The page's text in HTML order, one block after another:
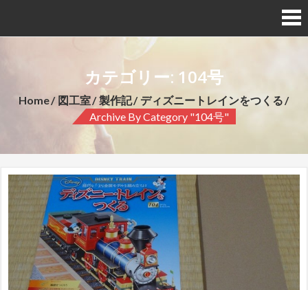
カテゴリー: 104号
Home 図工室 製作記
ディズニートレインをつくる
Archive By Category "104号"